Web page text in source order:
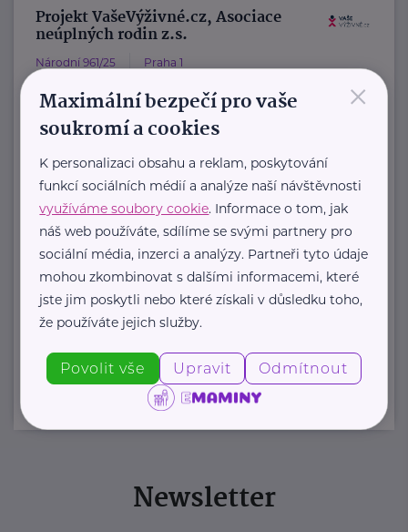
Projekt VašeVýživné.cz, Asociace
neúplných rodin z.s.
Národní 961/25 Praha 1
VašeVýživné.cz
je asistenční program, který pod
s. pomáhá rodičům získat ...
https://www.vasevyzivne.cz/
+420 800 400 441
info@vasevyzivne.cz
Zobrazit přehled společností
Newsletter
×
Maximální bezpečí pro vaše
soukromí a cookies
K personalizaci obsahu a reklam, poskytování
funkcí sociálních médií a analýze naší návštěvnosti
využíváme soubory cookie. Informace o tom, jak
náš web používáte, sdílíme se svými partnery pro
sociální média, inzerci a analýzy. Partneři tyto údaje
mohou zkombinovat s dalšími informacemi, které
jste jim poskytli nebo které získali v důsledku toho,
že používáte jejich služby.
Povolit vše Upravit Odmítnout